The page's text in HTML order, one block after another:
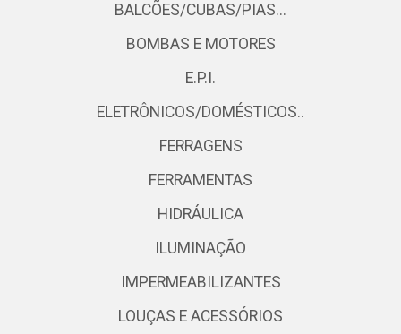
BALCÕES/CUBAS/PIAS...
BOMBAS E MOTORES
E.P.I.
ELETRÔNICOS/DOMÉSTICOS..
FERRAGENS
FERRAMENTAS
HIDRÁULICA
ILUMINAÇÃO
IMPERMEABILIZANTES
LOUÇAS E ACESSÓRIOS